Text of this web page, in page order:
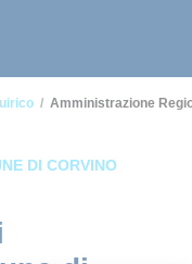
Amministrazione
DI CORVINO